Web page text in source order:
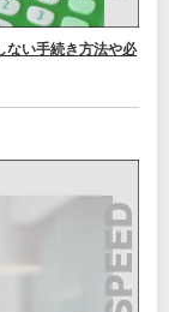
ない手続き方法や必